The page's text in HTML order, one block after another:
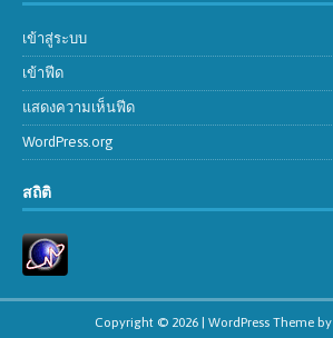
เข้าสู่ระบบ
เข้าฟีด
แสดงความเห็นฟีด
WordPress.org
สถิติ
Copyright © 2026 | WordPress Theme by